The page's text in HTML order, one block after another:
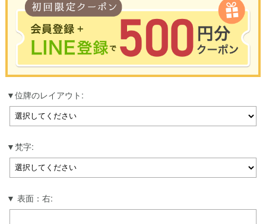
LINEのアカウントを使って簡単に会員登録＆ログインすることも可能です。
位牌のレイアウト:
梵字:
表面：右: